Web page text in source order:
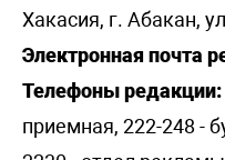
Хакасия, г. Абакан,
Электронная почта
Телефоны редакции:
приемная, 222-248 -